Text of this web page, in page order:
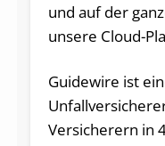
und auf der
unsere Cloud-
Guidewire ist
Versicherern in